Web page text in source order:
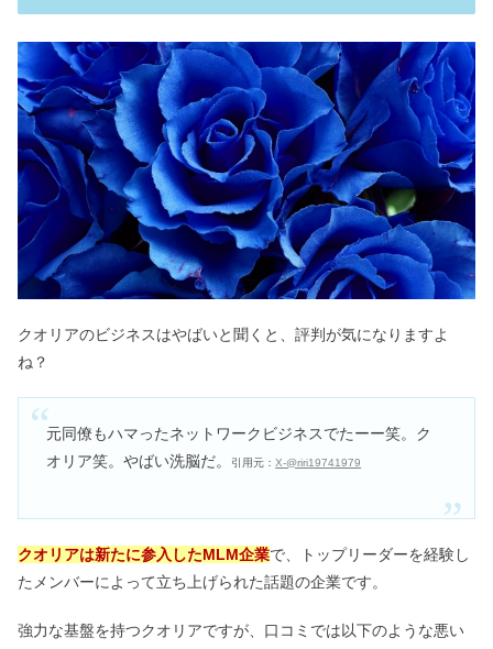
バブアーは後悔する？似合わない？流
行りすぎ&電車で迷惑の真相
ごぼう茶を飲み続けると？飲んではい
けない人＆効果が出るまで
庶民がバーキンを持つべきではない理
由！なぜ高い＆買える人は？
メデュラの口コミ｜悪い・解約できな
い評判は嘘！値段&香りまとめ
グレイルは危ない＆GRLは買わない方
がいい？ひどい評判は本当？
悔する？毛穴・髪・唇は危険？
ソファダイニングセットの後悔&デメ
クオリアのビジネスはやばいと聞くと、評判が気になりますよ
ね？
元同僚もハマったネットワークビジネスでたーー笑。ク
オリア笑。やばい洗脳だ。
引用元：X-@riri19741979
クオリアは新たに参入したMLM企業で、トップリーダーを経験し
たメンバーによって立ち上げられた話題の企業です。
強力な基盤を持つクオリアですが、口コミでは以下のような悪い